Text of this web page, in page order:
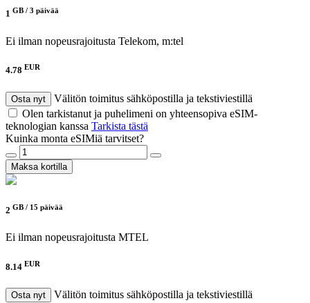
1 GB / 3 päivää
Ei ilman nopeusrajoitusta Telekom, m:tel
4.78 EUR
Osta nyt
Välitön toimitus sähköpostilla ja tekstiviestillä
Olen tarkistanut ja puhelimeni on yhteensopiva eSIM-
teknologian kanssa Tarkista tästä
Kuinka monta eSIMiä tarvitset?
Maksa kortilla
2 GB / 15 päivää
Ei ilman nopeusrajoitusta MTEL
8.14 EUR
Osta nyt
Välitön toimitus sähköpostilla ja tekstiviestillä